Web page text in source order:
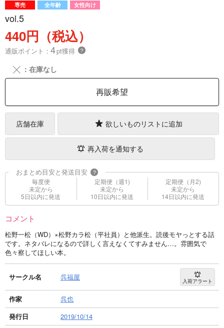
専売 全年齢 女性向け
vol.5
440円（税込）
通販ポイント： 4pt獲得 ？
╳ ：在庫なし
再販希望
店舗在庫 欲しいものリストに追加
再入荷を通知する
おまとめ目安と発送目安 ?
毎度便
未定から
5日以内に発送
定期便（週1)
未定から
10日以内に発送
定期便（月2)
未定から
14日以内に発送
コメント
松野一松（WD）×松野カラ松（平社員）と他派生。読後モヤっとする話
です。ネタバレになるので詳しく言えなくてすみません…。雰囲気で
色々察してほしい本。
サークル名 呉福屋 入荷アラート
作家
呉也
発行日
2019/10/14